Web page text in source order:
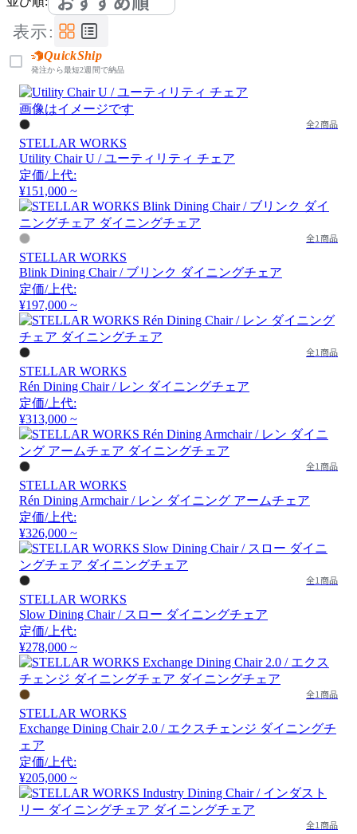
表示:
QuickShip
発注から最短2週間で納品
画像はイメージです
全2商品
STELLAR WORKS
Utility Chair U / ユーティリティ チェア
定価/上代:
¥151,000 ~
全1商品
STELLAR WORKS
Blink Dining Chair / ブリンク ダイニングチェア
定価/上代:
¥197,000 ~
全1商品
STELLAR WORKS
Rén Dining Chair / レン ダイニングチェア
定価/上代:
¥313,000 ~
全1商品
STELLAR WORKS
Rén Dining Armchair / レン ダイニング アームチェア
定価/上代:
¥326,000 ~
全1商品
STELLAR WORKS
Slow Dining Chair / スロー ダイニングチェア
定価/上代:
¥278,000 ~
全1商品
STELLAR WORKS
Exchange Dining Chair 2.0 / エクスチェンジ ダイニングチ
ェア
定価/上代:
¥205,000 ~
全1商品